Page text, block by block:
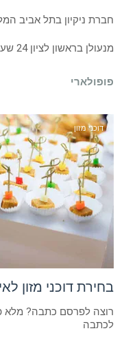
חברת ניקיון בתל אביב
מנעולן בראשון לציון 24 שעות
פופולארי
דוכני מזון
בחירת דוכני מזון
רוצה לפרסם כתבה? מלא
לכתבה